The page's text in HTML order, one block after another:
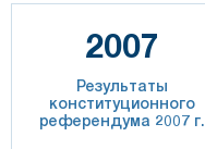
2007
Результаты
конституционного
референдума 2007 г.